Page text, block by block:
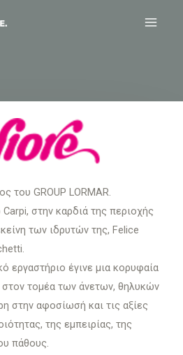
του GROUP LORMAR.
στην καρδιά της περιοχής
των ιδρυτών της, Felice
εργαστήριο έγινε μια κορυφαία
στον τομέα των άνετων, θηλυκών
στην αφοσίωσή και τις αξίες
της εμπειρίας, της
πάθους.